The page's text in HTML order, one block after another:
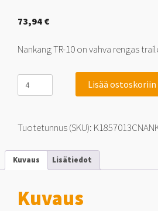
73,94 €
Nankang TR-10 on vahva rengas
Nankang
TR-
10
106
Lisää ostoskoriin
Tuotetunnus (SKU):
Kuvaus Lisätiedot
Kuvaus